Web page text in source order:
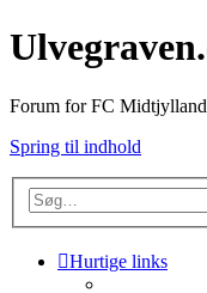
Forum for FC
Spring til indhold
Hurtige links